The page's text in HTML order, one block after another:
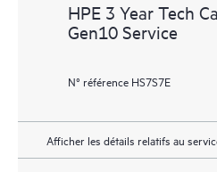
périphérie au cloud.
HPE 3 Year Tech
Gen10 Service
N° référence HS7S7E
Afficher les détails relatifs au